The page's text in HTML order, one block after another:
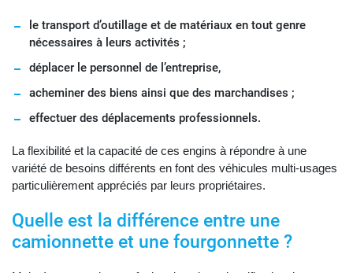
le transport d’outillage et de matériaux en tout genre
nécessaires à leurs activités ;
déplacer le personnel de l’entreprise,
acheminer des biens ainsi que des marchandises ;
effectuer des déplacements professionnels.
La flexibilité et la capacité de ces engins à répondre à une
variété de besoins différents en font des véhicules multi-usages
particulièrement appréciés par leurs propriétaires.
Quelle est la différence entre une
camionnette et une fourgonnette ?